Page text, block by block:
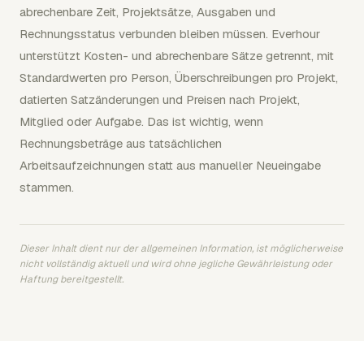
abrechenbare Zeit, Projektsätze, Ausgaben und
Rechnungsstatus verbunden bleiben müssen. Everhour
unterstützt Kosten- und abrechenbare Sätze getrennt, mit
Standardwerten pro Person, Überschreibungen pro Projekt,
datierten Satzänderungen und Preisen nach Projekt,
Mitglied oder Aufgabe. Das ist wichtig, wenn
Rechnungsbeträge aus tatsächlichen
Arbeitsaufzeichnungen statt aus manueller Neueingabe
stammen.
Dieser Inhalt dient nur der allgemeinen Information, ist möglicherweise
nicht vollständig aktuell und wird ohne jegliche Gewährleistung oder
Haftung bereitgestellt.